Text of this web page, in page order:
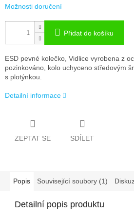
Možnosti doručení
Přidat do košíku
ESD pevné kolečko, Vidlice vyrobena z
pozinkováno, kolo uchyceno středovým
s plotýnkou.
Detailní informace
ZEPTAT SE SDÍLET
Popis Související soubory (1)
Detailní popis produktu